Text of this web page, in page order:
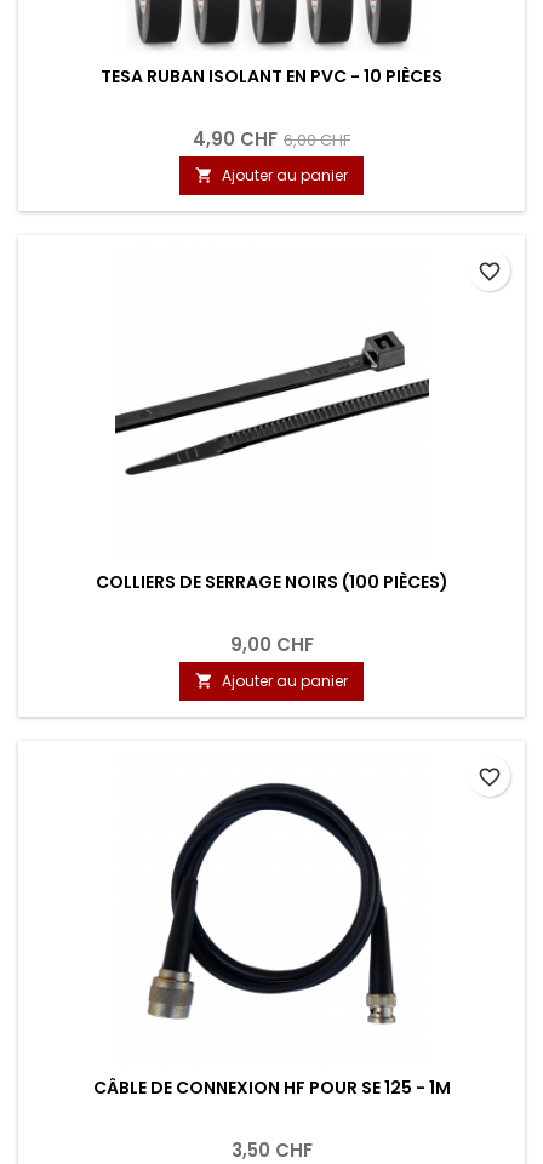
TESA RUBAN ISOLANT EN PVC - 10 PIÈCES
4,90 CHF 6,00 CHF
 Ajouter au panier
COLLIERS DE SERRAGE NOIRS (100 PIÈCES)
9,00 CHF
 Ajouter au panier
favorite_border
CÂBLE DE CONNEXION HF POUR SE 125 - 1M
3,50 CHF
favorite_border